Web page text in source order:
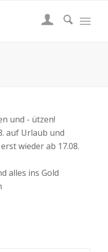
und - ützen!
auf Urlaub und
wieder ab 17.08.
alles ins Gold